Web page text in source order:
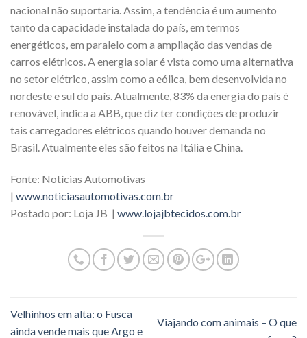
nacional não suportaria. Assim, a tendência é um aumento
tanto da capacidade instalada do país, em termos
energéticos, em paralelo com a ampliação das vendas de
carros elétricos. A energia solar é vista como uma alternativa
no setor elétrico, assim como a eólica, bem desenvolvida no
nordeste e sul do país. Atualmente, 83% da energia do país é
renovável, indica a ABB, que diz ter condições de produzir
tais carregadores elétricos quando houver demanda no
Brasil. Atualmente eles são feitos na Itália e China.
Fonte: Notícias Automotivas
| www.noticiasautomotivas.com.br
Postado por: Loja JB | www.lojajbtecidos.com.br
Velhinhos em alta: o Fusca
ainda vende mais que Argo e
Viajando com animais – O que